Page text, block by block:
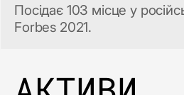
Посідає 103 місце у
Forbes 2021.